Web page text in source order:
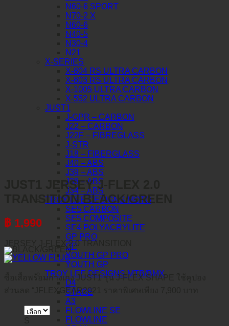
N60-6 SPORT
N70-2 X
N60-6
N40-5
N30-4
N21
X-SERIES
X-804 RS ULTRA CARBON
X-803 RS ULTRA CARBON
X-1005 ULTRA CARBON
X-552 ULTRA CARBON
JUST1
J-GPR – CARBON
J22 – CARBON
J22F – FIBREGLASS
J-STR
J18 – FIBERGLASS
J40 – ABS
J39 – ABS
J38 – ABS
J34 – ABS
TROY LEE DESIGNS MOTO
SE5 CARBON
SE5 COMPOSITE
SE4 POLYACRYLITE
GP PRO
GP
YOUTH GP PRO
YOUTH GP
TROY LEE DESIGNS MTB/BMX
D4
STAGE
A3
FLOWLINE SE
FLOWLINE
JUST1 JERSEY J-FLEX 2.0
TRANSITION BLACK/GREEN
฿ 1,990
JERSEY J-FLEX 2.0 TRANSITION
ซื้อเสื้อพร้อมกางเกง JUST1 รุ่น J-FLEX SHAPE ใช้คูปอง
ส่วนลด “JFLEXGEAR2021 ราคาพิเศษเพียง 7,900 บาท